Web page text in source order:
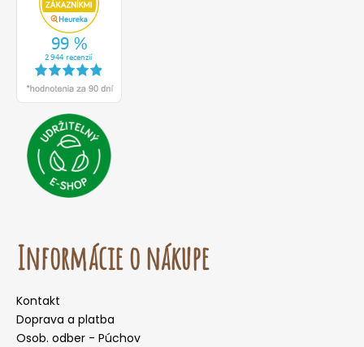
Informácie o nákupe
Kontakt
Doprava a platba
Osob. odber - Púchov